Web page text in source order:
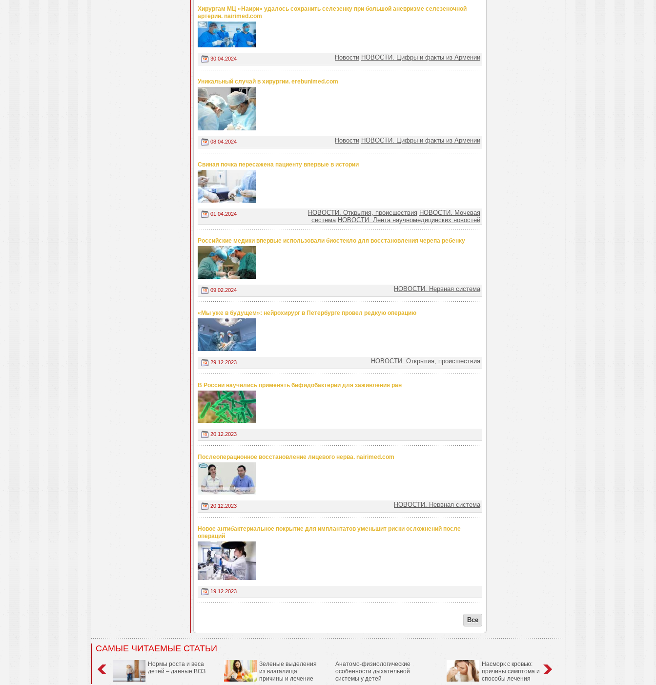
Хирургам МЦ «Наири» удалось сохранить селезенку при большой аневризме селезеночной
артерии. nairimed.com
30.04.2024 Новости НОВОСТИ. Цифры и факты из Армении
Уникальный случай в хирургии. erebunimed.com
08.04.2024 Новости НОВОСТИ. Цифры и факты из Армении
Свиная почка пересажена пациенту впервые в истории
01.04.2024 НОВОСТИ. Открытия, происшествия НОВОСТИ. Мочевая
система НОВОСТИ. Лента научномедицинских новостей
Российские медики впервые использовали биостекло для восстановления черепа ребенку
09.02.2024 НОВОСТИ. Нервная система
«Мы уже в будущем»: нейрохирург в Петербурге провел редкую операцию
29.12.2023 НОВОСТИ. Открытия, происшествия
В России научились применять бифидобактерии для заживления ран
20.12.2023
Послеоперационное восстановление лицевого нерва. nairimed.com
20.12.2023 НОВОСТИ. Нервная система
Новое антибактериальное покрытие для имплантатов уменьшит риски осложнений после
операций
19.12.2023
Все
САМЫЕ ЧИТАЕМЫЕ СТАТЬИ
Нормы роста и веса
детей – данные ВОЗ
Зеленые выделения
из влагалища:
причины и лечение
Анатомо-физиологические
особенности дыхательной
системы у детей
Насморк с кровью:
причины симптома и
способы лечения